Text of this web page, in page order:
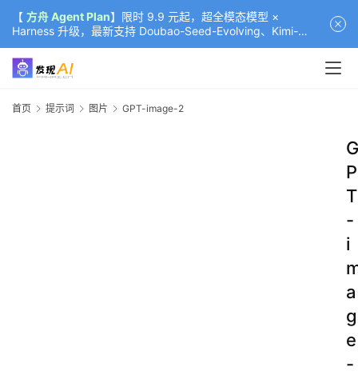
【 方舟 Agent Plan】限时 9.9 元起，超全模态模型 ×
Harness 升级，最新支持 Doubao-Seed-Evolving、Kimi-
K3（部分）、GLM-5.2
首页 提示词 图片 GPT-image-2
G
P
T
-
i
a
g
e
-